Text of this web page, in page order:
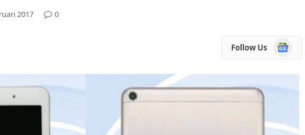
2017 0
Follow Us
Google
News